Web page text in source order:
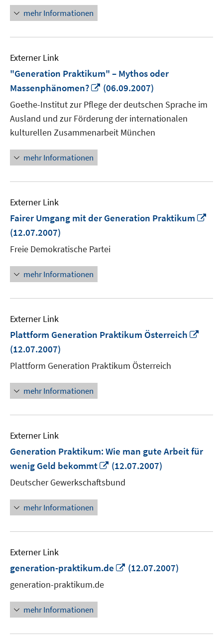
mehr Informationen
Externer Link
"Generation Praktikum" – Mythos oder
Massenphänomen?
In
neuem
Fenster
öffnen
(06.09.2007)
Goethe-Institut zur Pflege der deutschen Sprache im
Ausland und zur Förderung der internationalen
kulturellen Zusammenarbeit München
mehr Informationen
Externer Link
Fairer Umgang mit der Generation Praktikum
(12.07.2007)
Freie Demokratische Partei
mehr Informationen
Externer Link
Plattform Generation Praktikum Österreich
(12.07.2007)
Plattform Generation Praktikum Österreich
mehr Informationen
Externer Link
Generation Praktikum: Wie man gute Arbeit für
wenig Geld bekommt
In
neuem
Fenster
(12.07.2007)
Deutscher Gewerkschaftsbund
mehr Informationen
Externer Link
generation-praktikum.de
In
(12.07.2007)
generation-praktikum.de
mehr Informationen